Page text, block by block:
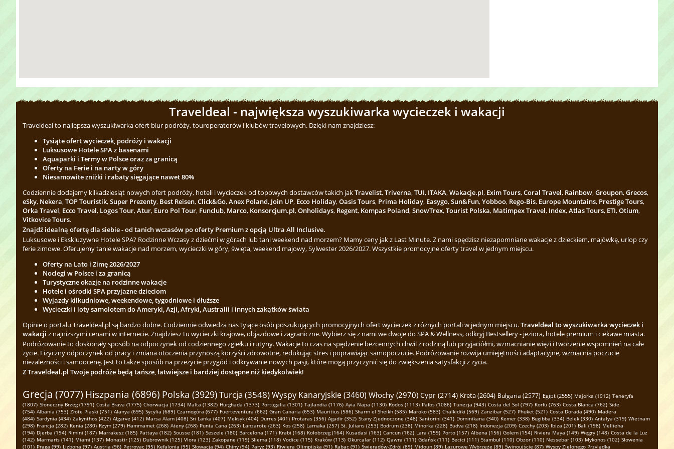
Traveldeal - największa wyszukiwarka wycieczek i wakacji
Traveldeal to najlepsza wyszukiwarka ofert biur podróży, touroperatorów i klubów travelowych. Dzięki nam znajdziesz:
Tysiąte ofert wycieczek, podróży i wakacji
Luksusowe Hotele SPA z basenami
Aquaparki i Termy w Polsce oraz za granicą
Oferty na Ferie i na narty w góry
Niesamowite zniżki i rabaty sięgające nawet 80%
Codziennie dodajemy kilkadziesiąt nowych ofert podróży, hoteli i wycieczek od topowych dostawców takich jakTravelist,Triverna,TUI, ITAKA,Wakacje.pl, Exim Tours,Coral Travel, Rainbow,Groupon,Grecos,
eSky, Nekera,TOP Touristik,Super Prezenty, Best Reisen,Click&Go,Anex Poland, Join UP, Ecco Holiday,Oasis Tours, Prima Holiday, Easygo,Sun&Fun,Yobboo, Rego-Bis, Europe Mountains, Prestige Tours,
Orka Travel, Ecco Travel, Logos Tour,Atur, Euro Pol Tour, Funclub, Marco, Konsorcjum.pl,Onholidays, Regent, Kompas Poland,SnowTrex,Tourist Polska, Matimpex Travel, Index,Atlas Tours, ETI,Otium,
Vitkovice Tours.
Znajdź idealną ofertę dla siebie - od tanich wczasów po oferty Premium z opcją Ultra All Inclusive.
Luksusowe i Ekskluzywne Hotele SPA? Rodzinne Wczasy z dziećmi w górach lub tani weekend nad morzem? Mamy ceny jak z Last Minute. Z nami spędzisz niezapomniane wakacje z dzieckiem, majówkę, urlop czy
ferie zimowe. Oferujemy tanie wakacje nad morzem, wycieczki w góry, święta, weekend majowy, Sylwester 2026/2027. Wszystkie promocyjne oferty travel w jednym miejscu.
Oferty na Lato i Zimę 2026/2027
Noclegi w Polsce i za granicą
Turystyczne okazje na rodzinne wakacje
Hotele i ośrodki SPA przyjazne dzieciom
Wyjazdy kilkudniowe, weekendowe, tygodniowe i dłuższe
Wycieczki i loty samolotem do Ameryki, Azji, Afryki, Australii i innych zakątków świata
Opinie o portalu Traveldeal.pl są bardzo dobre. Codziennie odwiedza nas tyiące osób poszukujących promocyjnych ofert wycieczek z różnych portali w jednym miejscu.Traveldeal to wyszukiwarka wycieczek i
wakacji z najniższymi cenami w internecie. Znajdziesz tu wycieczki krajowe, objazdowe i zagraniczne. Wybierz się z nami we dwoje do SPA & Wellness, odkryj Bestsellery - jeziora, hotele premium i ciekawe miasta.
Podróżowanie to doskonały sposób na odpoczynek od codziennego zgiełku i rutyny. Wakacje to czas na spędzenie bezcennych chwil z rodziną lub przyjaciółmi, wzmacnianie więzi i tworzenie wspomnień na całe
życie. Fizyczny odpoczynek od pracy i zmiana otoczenia przynoszą korzyści zdrowotne, redukując stres i poprawiając samopoczucie. Podróżowanie rozwija umiejętności adaptacyjne, wzmacnia poczucie
niezależności i samoocenę. Jest to także sposób na przeżycie przygód i odkrywanie nowych pasji, które mogą przyczynić się do zwiększenia satysfakcji z życia.
Z Traveldeal.pl Twoje podróże będą tańsze, łatwiejsze i bardziej dostępne niż kiedykolwiek!
Grecja (7077) Hiszpania (6896) Polska (3929)Turcja (3548)Wyspy Kanaryjskie (3460) Włochy (2970) Cypr (2714) Kreta (2604) Bułgaria (2577) Egipt (2555) Majorka (1912) Teneryfa
(1807) Słoneczny Brzeg (1791) Costa Brava (1775) Chorwacja (1734) Malta (1382) Hurghada (1373) Portugalia (1301) Tajlandia (1176) Ayia Napa (1130) Rodos (1113) Pafos (1086) Tunezja (943) Costa del Sol (797) Korfu (763) Costa Blanca (762) Side
(754) Albania (753) Złote Piaski (751) Alanya (695) Sycylia (689) Czarnogóra (677) Fuerteventura (662) Gran Canaria (653) Mauritius (586) Sharm el Sheikh (585) Maroko (583) Chalkidiki (569) Zanzibar (527) Phuket (521) Costa Dorada (490) Madera
(484) Sardynia (434) Zakynthos (422) Algarve (412) Marsa Alam (408) Sri Lanka (407) Meksyk (404) Durres (401) Protaras (356) Agadir (352) Stany Zjednoczone (348) Santorini (341) Dominikana (340) Kemer (338) Bugibba (334) Belek (330) Antalya (319) Wietnam
(298) Francja (282) Kenia (280) Rzym (279) Hammamet (268) Ateny (268) Punta Cana (263) Lanzarote (263) Kos (258) Larnaka (257) St. Julians (253) Bodrum (238) Minorka (228) Budva (218) Indonezja (209) Czechy (203) Ibiza (201) Bali (198) Mellieha
(194) Djerba (194) Rimini (187) Marrakesz (185) Pattaya (182) Sousse (181) Seszele (180) Barcelona (171) Krabi (168) Kołobrzeg (164) Kusadasi (163) Cancun (162) Lara (159) Porto (157) Albena (156) Golem (154) Riviera Maya (149) Węgry (148) Costa de la Luz
(142) Marmaris (141) Miami (137) Monastir (125) Dubrownik (125) Vlora (123) Zakopane (119) Sliema (118) Vodice (115) Kraków (113) Okurcalar (112) Qawra (111) Gdańsk (111) Becici (111) Stambuł (110) Obzor (110) Nessebar (103) Mykonos (102) Słowenia
(101) Praga (99) Lizbona (97) Austria (96) Petrovac (95) Kefalonia (95) Słowacja (94) Chiny (94) Paryż (93) Riwiera Olimpijska (91) Rabac (91) Świeradów-Zdrój (89) Midoun (89) Lazurowe Wybrzeże (89) Świnoujście (87) Wyspy Zielonego Przylądka